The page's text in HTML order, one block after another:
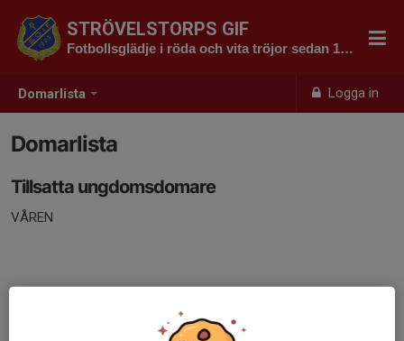
Domarlista Logga in
STRÖVELSTORPS GIF
Fotbollsglädje i röda och vita tröjor sedan 1923
Domarlista
Tillsatta ungdomsdomare
VÅREN